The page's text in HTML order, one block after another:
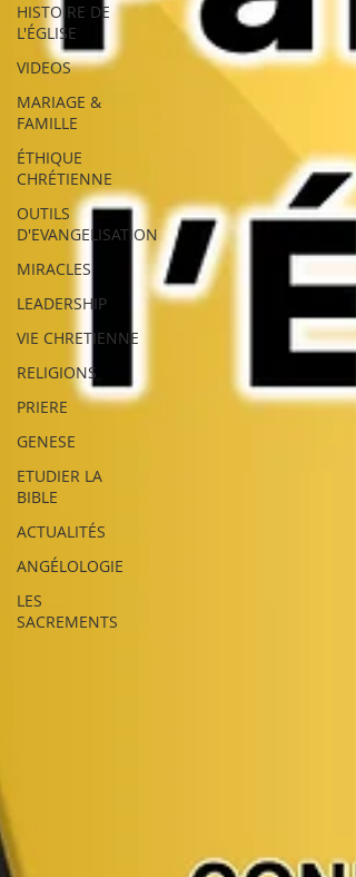
HISTOIRE DE
L'ÉGLISE
VIDEOS
MARIAGE &
FAMILLE
ÉTHIQUE
CHRÉTIENNE
OUTILS
D'EVANGELISATION
MIRACLES
LEADERSHIP
VIE CHRETIENNE
RELIGIONS
PRIERE
GENESE
ETUDIER LA
BIBLE
ACTUALITÉS
ANGÉLOLOGIE
LES
SACREMENTS